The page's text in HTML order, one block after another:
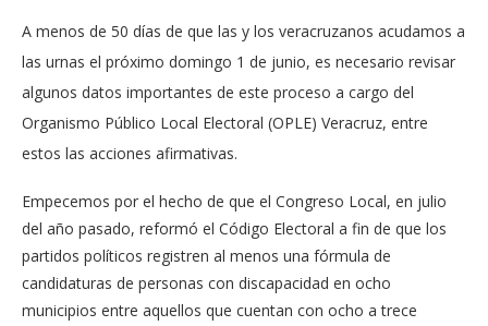
A menos de 50 días de que las y los veracruzanos acudamos a
las urnas el próximo domingo 1 de junio, es necesario revisar
algunos datos importantes de este proceso a cargo del
Organismo Público Local Electoral (OPLE) Veracruz, entre
estos las acciones afirmativas.
Empecemos por el hecho de que el Congreso Local, en julio
del año pasado, reformó el Código Electoral a fin de que los
partidos políticos registren al menos una fórmula de
candidaturas de personas con discapacidad en ocho
municipios entre aquellos que cuentan con ocho a trece